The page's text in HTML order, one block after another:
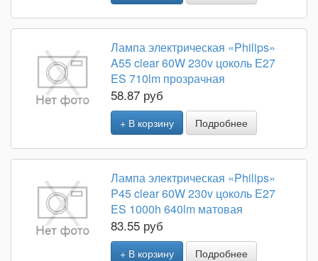
Лампа электрическая «Philips»
A55 clear 60W 230v цоколь Е27
ES 710lm прозрачная
58.87 руб
+ В корзину Подробнее
Лампа электрическая «Philips»
P45 clear 60W 230v цоколь Е27
ES 1000h 640lm матовая
83.55 руб
+ В корзину Подробнее